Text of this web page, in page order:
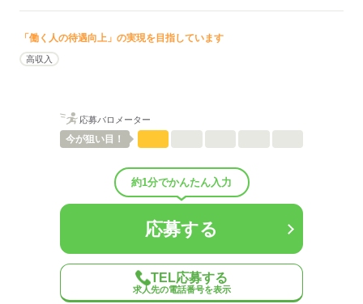
職場の様子 しずか
配属先部署：
医療・介護・福祉関連
応募する
「働く人の待遇向上」の実現を目指しています
高収入
応募バロメーター
今が狙い目！
約1分でかんたん入力
応募する
TEL応募する
求人先の電話番号を表示